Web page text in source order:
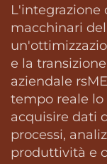
L'integrazione
macchinari
e la
aziendale
tempo reale
acquisire dati
processi,
produttività e